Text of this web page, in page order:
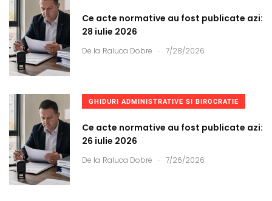
Ce acte normative au fost publicate azi:
28 iulie 2026
De la Raluca Dobre . 7/28/2026
GHIDURI ADMINISTRATIVE SI BIROCRATIE
Ce acte normative au fost publicate azi:
26 iulie 2026
De la Raluca Dobre . 7/26/2026